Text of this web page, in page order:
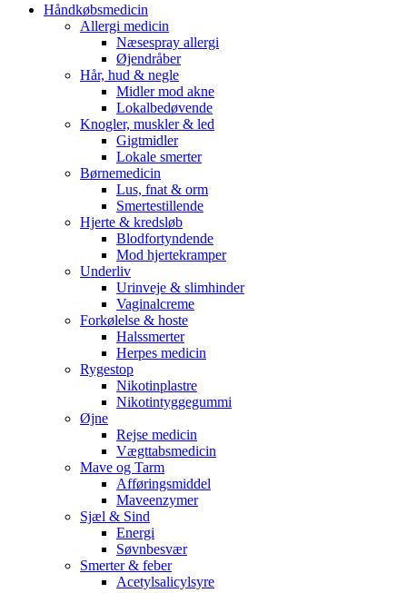
Håndkøbsmedicin
Allergi medicin
Næsespray allergi
Øjendråber
Hår, hud & negle
Midler mod akne
Lokalbedøvende
Knogler, muskler & led
Gigtmidler
Lokale smerter
Børnemedicin
Lus, fnat & orm
Smertestillende
Hjerte & kredsløb
Blodfortyndende
Mod hjertekramper
Underliv
Urinveje & slimhinder
Vaginalcreme
Forkølelse & hoste
Halssmerter
Herpes medicin
Rygestop
Nikotinplastre
Nikotintyggegummi
Øjne
Rejse medicin
Vægttabsmedicin
Mave og Tarm
Afføringsmiddel
Maveenzymer
Sjæl & Sind
Energi
Søvnbesvær
Smerter & feber
Acetylsalicylsyre